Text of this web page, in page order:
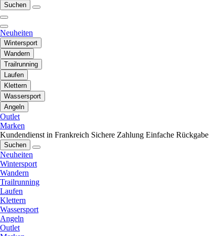
Suchen
Neuheiten
Wintersport
Wandern
Trailrunning
Laufen
Klettern
Wassersport
Angeln
Outlet
Marken
Kundendienst in Frankreich Sichere Zahlung Einfache Rückgabe
Suchen
Neuheiten
Wintersport
Wandern
Trailrunning
Laufen
Klettern
Wassersport
Angeln
Outlet